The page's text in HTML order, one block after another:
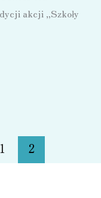
akcji „Szkoły
1 2